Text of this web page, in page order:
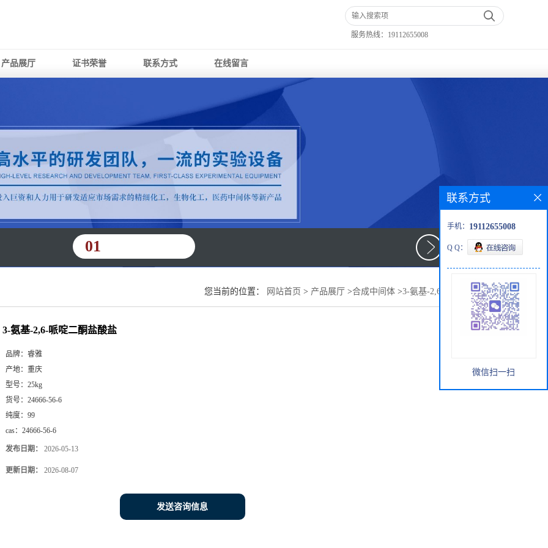
服务热线： 19112655008
产品展厅 证书荣誉 联系方式 在线留言
01
您当前的位置： 网站首页 > 产品展厅 >合成中间体 >3-氨基-2,6-哌啶二酮盐酸盐
3-氨基-2,6-哌啶二酮盐酸盐
品牌： 睿雅
产地： 重庆
型号： 25kg
货号： 24666-56-6
纯度： 99
cas： 24666-56-6
发布日期： 2026-05-13
更新日期： 2026-08-07
发送咨询信息
联系方式
手机： 19112655008
Q Q：
微信扫一扫